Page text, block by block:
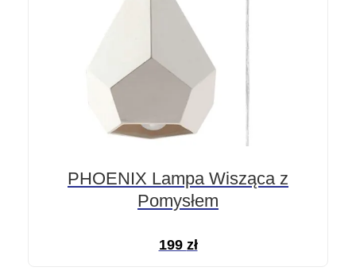
PHOENIX Lampa Wisząca z
Pomysłem
199 zł